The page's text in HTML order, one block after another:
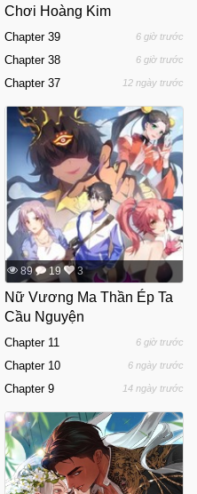
Chơi Hoàng Kim
Chapter 39 6 giờ trước
Chapter 38 6 giờ trước
Chapter 37 12 ngày trước
89 19 3
Nữ Vương Ma Thần Ép Ta
Cầu Nguyện
Chapter 11 6 giờ trước
Chapter 10 6 ngày trước
Chapter 9 14 ngày trước